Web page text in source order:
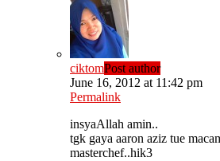
ciktomPost author
June 16, 2012 at 11:42 pm
Permalink
insyaAllah amin..
tgk gaya aaron aziz tue
masterchef..hik3